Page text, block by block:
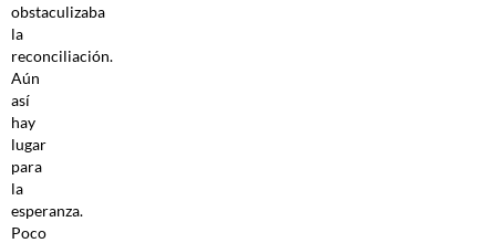
obstaculizaba
la
reconciliación.
Aún
así
hay
lugar
para
la
esperanza.
Poco